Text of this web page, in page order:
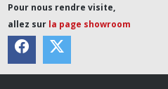
Pour nous rendre visite,
allez sur la page showroom